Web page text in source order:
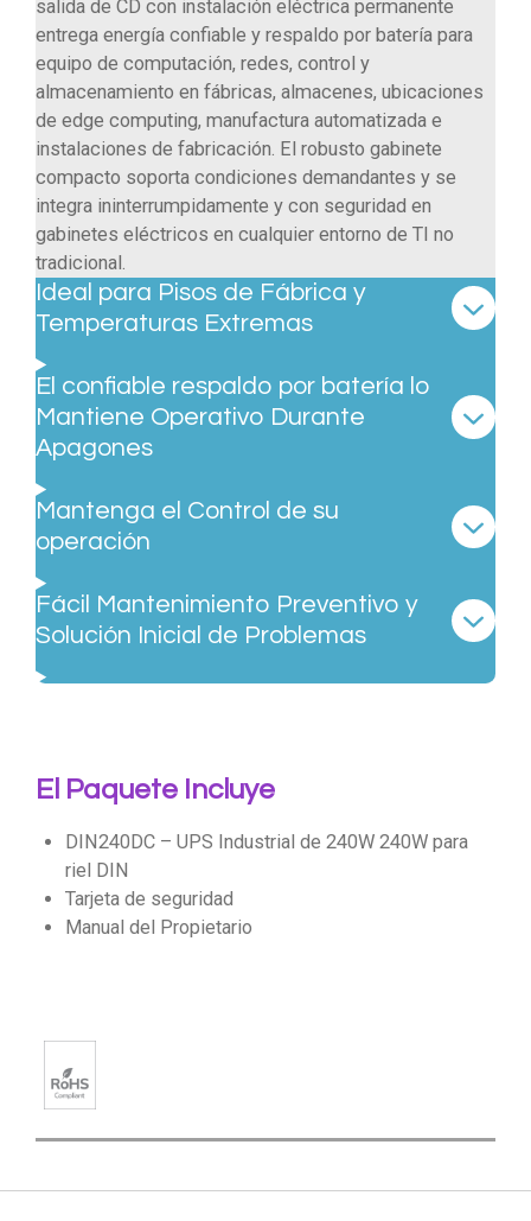
salida de CD con instalación eléctrica permanente
entrega energía confiable y respaldo por batería para
equipo de computación, redes, control y
almacenamiento en fábricas, almacenes, ubicaciones
de edge computing, manufactura automatizada e
instalaciones de fabricación. El robusto gabinete
compacto soporta condiciones demandantes y se
integra ininterrumpidamente y con seguridad en
gabinetes eléctricos en cualquier entorno de TI no
tradicional.
Ideal para Pisos de Fábrica y
Temperaturas Extremas
El confiable respaldo por batería lo
Mantiene Operativo Durante
Apagones
Mantenga el Control de su
operación
Fácil Mantenimiento Preventivo y
Solución Inicial de Problemas
El Paquete Incluye
DIN240DC – UPS Industrial de 240W 240W para
riel DIN
Tarjeta de seguridad
Manual del Propietario